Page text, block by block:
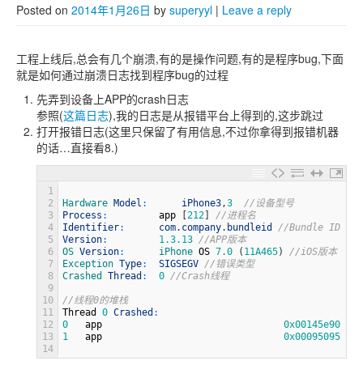
Posted on 2014年1月26日 by superyyl | Leave a reply
工程上线后,总会有几个崩溃,有的是操作问题,有的是程序bug,下面
就是如何通过崩溃日志找到程序bug的过程
先弄到设备上APP的crash日志
参照(这篇日志),我的日志是从报错平台上得到的,这步跳过
打开报错日志(这里只保留了有用信息,不过你拿得到报错机器
的话…直接看8.)
1
2
3
4
5
6
7
8
9
10
11
12
13
14
Hardware Model : iPhone3,3
//设备型号
Process : app 212
//进程名
Identifier: com. company. bundleid
//Bundle ID
Version: 1.3.13 //APP版本
OS Version: iPhone OS 7.0 ( 11A465)
//iOS版本
Exception Type: SIGSEGV //错误类型
Crashed Thread : 0 //Crash线程
//线程0的堆栈
Thread
0 Crashed :
0
app 0x00145e90
1
app 0x00095095